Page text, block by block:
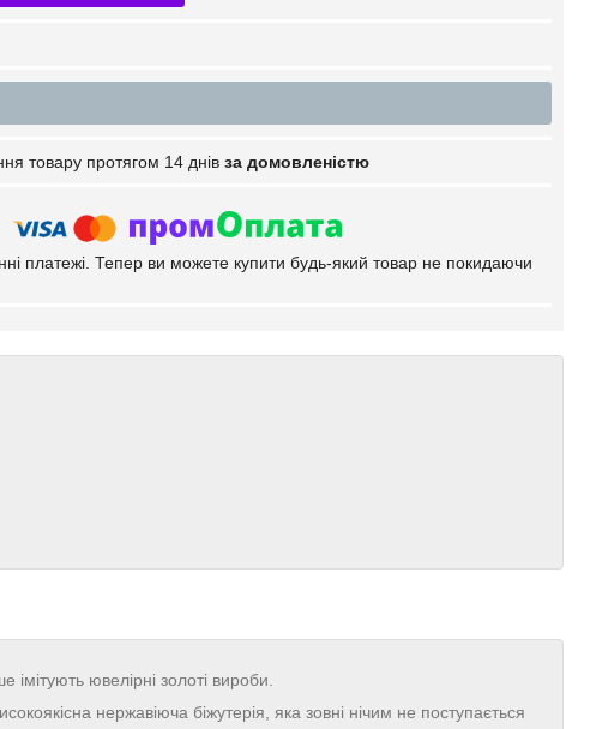
товару протягом 14 днів за домовленістю
платежі. Тепер ви можете купити будь-який товар не покидаючи
імітують ювелірні золоті вироби.
нержавіюча біжутерія, яка зовні нічим не поступається